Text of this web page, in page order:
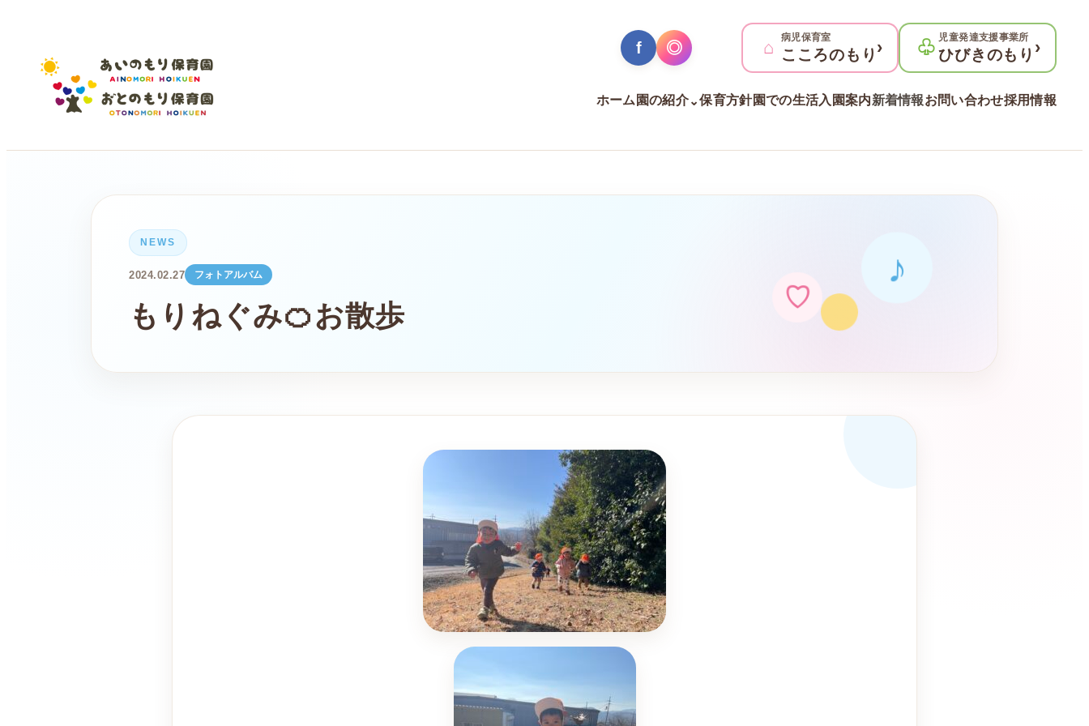
f ◎ ⌂ 病児保育室
こころのもり › ♧ 児童発達支援事業所
ひびきのもり ›
ホーム 園の紹介⌄保育方針園での生活入園案内新着情報お問い合わせ採用情報
NEWS
2024.02.27 フォトアルバム
もりねぐみ🍊お散歩
♪
♡